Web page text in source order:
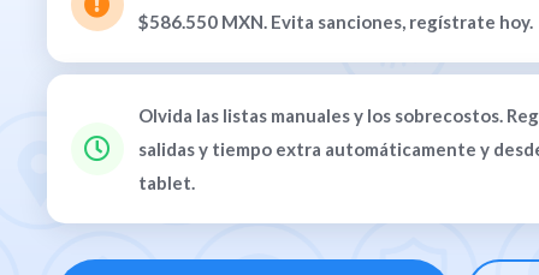
$586.550 MXN. Evita sanciones, regístrate hoy.
Olvida las listas manuales y los sobrecostos.
salidas y tiempo extra automáticamente y
tablet.